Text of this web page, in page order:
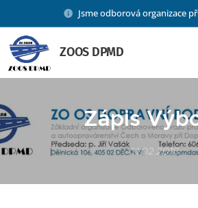
Jsme odborová organizace
ZOOS DPMD
Zápis
01.02.2018